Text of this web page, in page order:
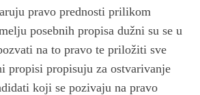
pravo prednosti prilikom
posebnih propisa dužni su se u
na to pravo te priložiti sve
propisi propisuju za ostvarivanje
koji se pozivaju na pravo